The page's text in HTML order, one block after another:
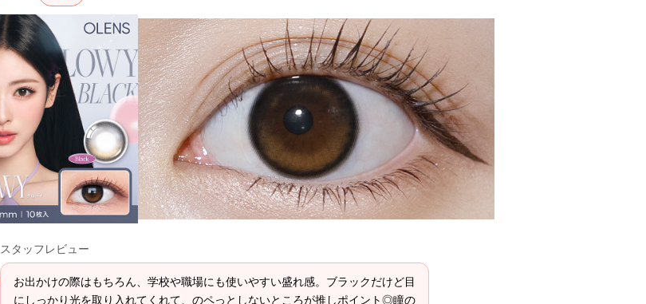
スタッフレビュー
お出かけの際はもちろん、学校や職場にも使いやすい盛れ感。ブラックだけど目
にしっかり光を取り入れてくれて、のペっとしないところが推しポイント◎瞳の